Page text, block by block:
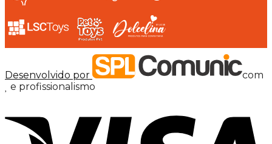
Desenvolvido por
com
e profissionalismo